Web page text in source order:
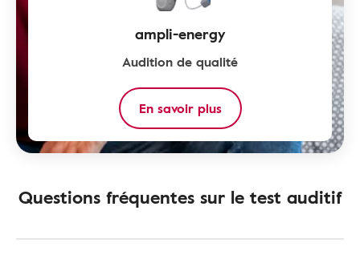
ampli-energy
Audition de qualité
En savoir plus
Questions fréquentes sur le test auditif